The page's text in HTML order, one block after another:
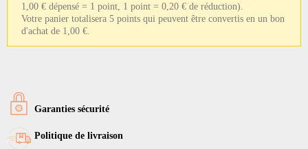
1,00 € dépensé = 1 point, 1 point = 0,20 € de réduction).
Votre panier totalisera 5 points qui peuvent être convertis en un bon
d'achat de 1,00 €.
Garanties sécurité
Politique de livraison